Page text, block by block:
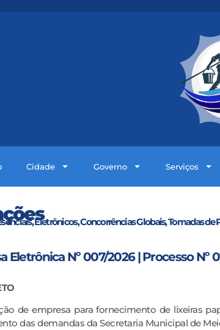
Cidade Governo Serviços
Eletrônicos, Concorrências Globais, Tomadas
Eletrônica Nº 007/2026 | Processo Nº
de empresa para fornecimento de lixeiras
das demandas da Secretaria Municipal de